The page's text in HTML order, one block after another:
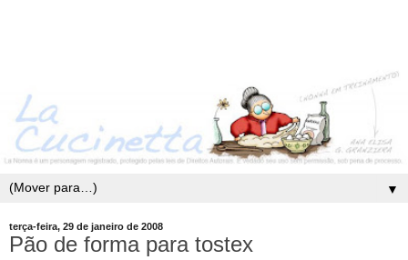
▼
terça-feira, 29 de janeiro de 2008
Pão de forma para tostex